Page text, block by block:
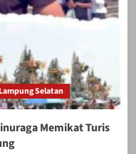
Selatan
Memikat Turis